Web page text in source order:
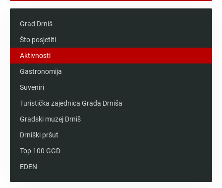
Grad Drniš
Što posjetiti
Aktivnosti
Gastronomija
Suveniri
Turistička zajednica Grada Drniša
Gradski muzej Drniš
Drniški pršut
Top 100 GGD
EDEN